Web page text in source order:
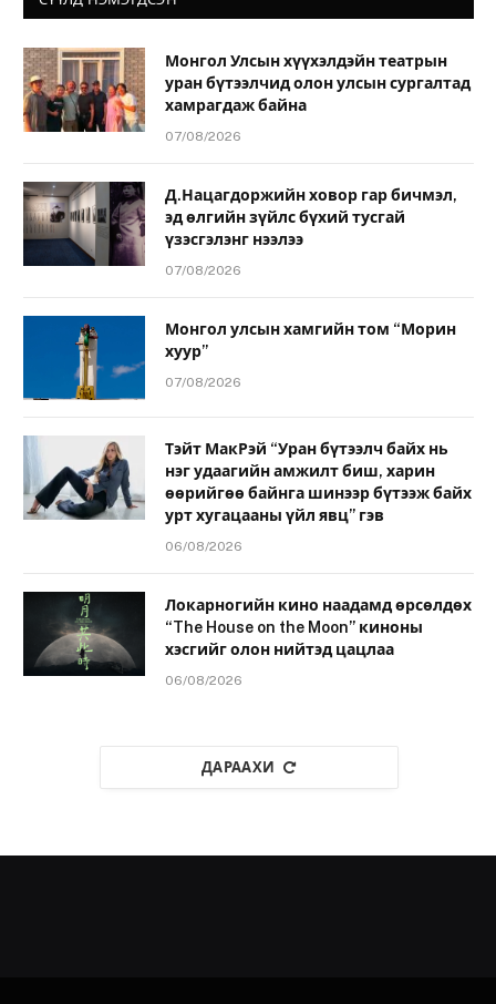
Монгол Улсын хүүхэлдэйн театрын
уран бүтээлчид олон улсын сургалтад
хамрагдаж байна
07/08/2026
Д.Нацагдоржийн ховор гар бичмэл,
эд өлгийн зүйлс бүхий тусгай
үзэсгэлэнг нээлээ
07/08/2026
Монгол улсын хамгийн том “Морин
хуур”
07/08/2026
Тэйт МакРэй “Уран бүтээлч байх нь
нэг удаагийн амжилт биш, харин
өөрийгөө байнга шинээр бүтээж байх
урт хугацааны үйл явц” гэв
06/08/2026
Локарногийн кино наадамд өрсөлдөх
“The House on the Moon” киноны
хэсгийг олон нийтэд цацлаа
06/08/2026
ДАРААХИ